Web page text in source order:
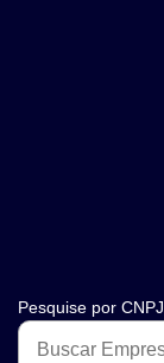
Pesquise por